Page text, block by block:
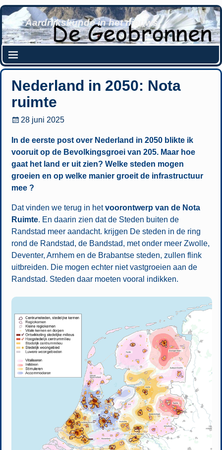
Aardrijkskunde in het nieuws
Nederland in 2050: Nota
ruimte
28 juni 2025
In de eerste post over Nederland in 2050 blikte ik
vooruit op de Bevolkingsgroei van 205. Maar hoe
gaat het land er uit zien? Welke steden mogen
groeien en op welke manier groeit de infrastructuur
mee ?
Dat vinden we terug in hetvoorontwerp van de Nota
Ruimte. En daarin zien dat de Steden buiten de
Randstad meer aandacht. krijgen De steden in de ring
rond de Randstad, de Bandstad, met onder meer Zwolle,
Deventer, Arnhem en de Brabantse steden, zullen flink
uitbreiden. Die mogen echter niet vastgroeien aan de
Randstad. Steden daar moeten vooral indikken.